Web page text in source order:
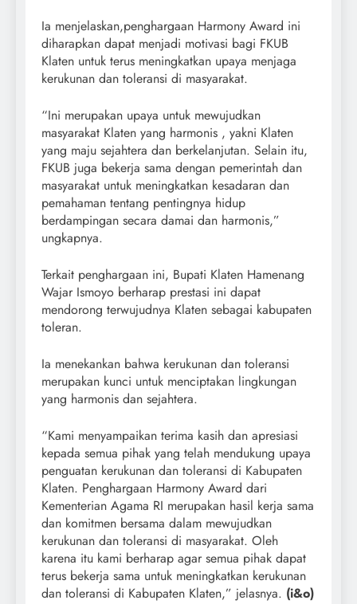
Ia menjelaskan,penghargaan Harmony Award ini
diharapkan dapat menjadi motivasi bagi FKUB
Klaten untuk terus meningkatkan upaya menjaga
kerukunan dan toleransi di masyarakat.
“Ini merupakan upaya untuk mewujudkan
masyarakat Klaten yang harmonis , yakni Klaten
yang maju sejahtera dan berkelanjutan. Selain itu,
FKUB juga bekerja sama dengan pemerintah dan
masyarakat untuk meningkatkan kesadaran dan
pemahaman tentang pentingnya hidup
berdampingan secara damai dan harmonis,”
ungkapnya.
Terkait penghargaan ini, Bupati Klaten Hamenang
Wajar Ismoyo berharap prestasi ini dapat
mendorong terwujudnya Klaten sebagai kabupaten
toleran.
Ia menekankan bahwa kerukunan dan toleransi
merupakan kunci untuk menciptakan lingkungan
yang harmonis dan sejahtera.
“Kami menyampaikan terima kasih dan apresiasi
kepada semua pihak yang telah mendukung upaya
penguatan kerukunan dan toleransi di Kabupaten
Klaten. Penghargaan Harmony Award dari
Kementerian Agama RI merupakan hasil kerja sama
dan komitmen bersama dalam mewujudkan
kerukunan dan toleransi di masyarakat. Oleh
karena itu kami berharap agar semua pihak dapat
terus bekerja sama untuk meningkatkan kerukunan
dan toleransi di Kabupaten Klaten,” jelasnya. (i&o)